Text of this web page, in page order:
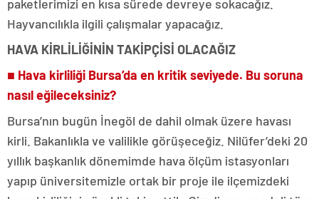
paketlerimizi en kısa sürede devreye sokacağız.
Hayvancılıkla ilgili çalışmalar yapacağız.
HAVA KİRLİLİĞİNİN TAKİPÇİSİ OLACAĞIZ
■ Hava kirliliği Bursa’da en kritik seviyede. Bu soruna
nasıl eğileceksiniz?
Bursa’nın bugün İnegöl de dahil olmak üzere havası
kirli. Bakanlıkla ve valilikle görüşeceğiz. Nilüfer’deki 20
yıllık başkanlık dönemimde hava ölçüm istasyonları
yapıp üniversitemizle ortak bir proje ile ilçemizdeki